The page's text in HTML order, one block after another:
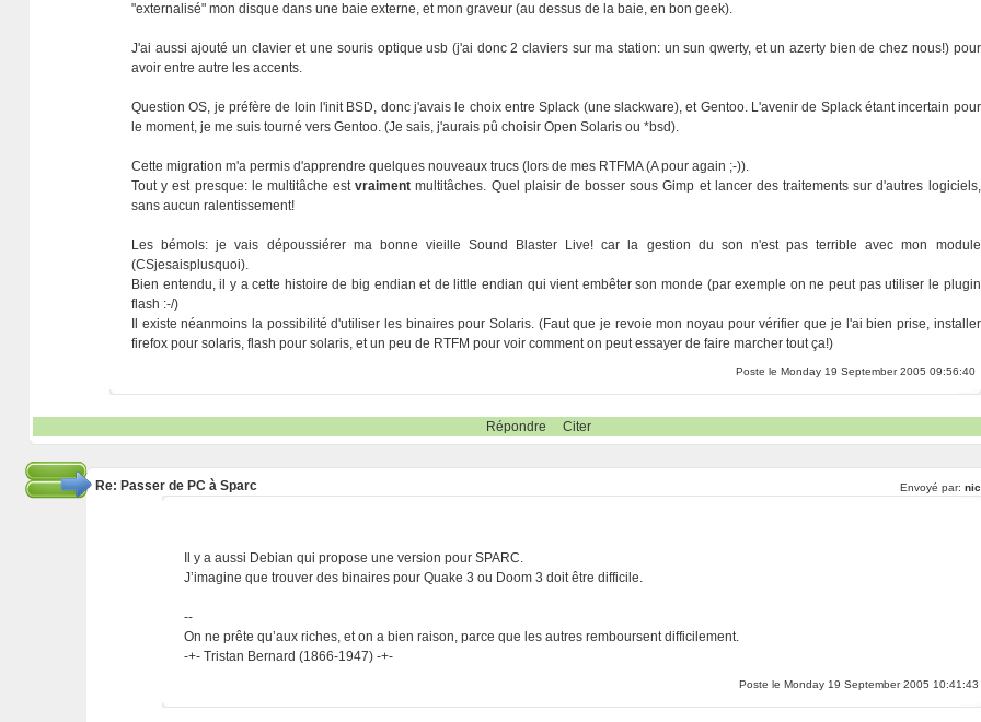
"externalisé" mon disque dans une baie externe, et mon graveur (au dessus de la baie, en bon geek).
J'ai aussi ajouté un clavier et une souris optique usb (j'ai donc 2 claviers sur ma station: un sun qwerty, et un azerty bien de chez nous!) pour
avoir entre autre les accents.
Question OS, je préfère de loin l'init BSD, donc j'avais le choix entre Splack (une slackware), et Gentoo. L'avenir de Splack étant incertain pour
le moment, je me suis tourné vers Gentoo. (Je sais, j'aurais pû choisir Open Solaris ou *bsd).
Cette migration m'a permis d'apprendre quelques nouveaux trucs (lors de mes RTFMA (A pour again ;-)).
Tout y est presque: le multitâche estvraiment multitâches. Quel plaisir de bosser sous Gimp et lancer des traitements sur d'autres logiciels,
sans aucun ralentissement!
Les bémols: je vais dépoussiérer ma bonne vieille Sound Blaster Live! car la gestion du son n'est pas terrible avec mon module
(CSjesaisplusquoi).
Bien entendu, il y a cette histoire de big endian et de little endian qui vient embêter son monde (par exemple on ne peut pas utiliser le plugin
flash :-/)
Il existe néanmoins la possibilité d'utiliser les binaires pour Solaris. (Faut que je revoie mon noyau pour vérifier que je l'ai bien prise, installer
firefox pour solaris, flash pour solaris, et un peu de RTFM pour voir comment on peut essayer de faire marcher tout ça!)
Poste le Monday 19 September 2005 09:56:40
Répondre Citer
Re: Passer de PC à Sparc Envoyé par:
Il y a aussi Debian qui propose une version pour SPARC.
J’imagine que trouver des binaires pour Quake 3 ou Doom 3 doit être difficile.
--
On ne prête qu’aux riches, et on a bien raison, parce que les autres remboursent difficilement.
-+- Tristan Bernard (1866-1947) -+-
Poste le Monday 19 September 2005 10:41:43